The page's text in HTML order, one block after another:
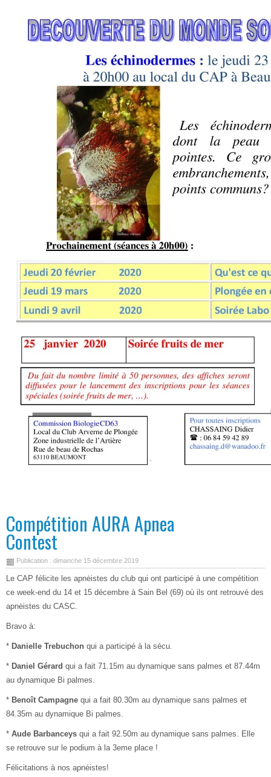
Compétition AURA Apnea
Contest
Publication : dimanche 15 décembre 2019
Le CAP félicite les apnėistes du club qui ont participé à une compétition
ce week-end du 14 et 15 décembre à Sain Bel (69) où ils ont retrouvé des
apnėistes du CASC.
Bravo à:
* Danielle Trebuchon qui a participé à la sécu.
* Daniel Gérard qui a fait 71.15m au dynamique sans palmes et 87.44m
au dynamique Bi palmes.
* Benoît Campagne qui a fait 80.30m au dynamique sans palmes et
84.35m au dynamique Bi palmes.
* Aude Barbanceys qui a fait 92.50m au dynamique sans palmes. Elle
se retrouve sur le podium à la 3eme place !
Félicitations à nos apnéistes!